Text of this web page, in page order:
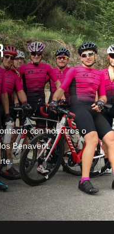
con nosotros o
Benavent